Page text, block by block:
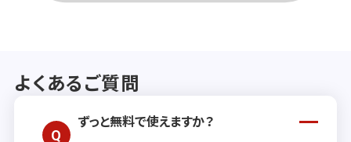
よくあるご質問
ずっと無料で使えますか？